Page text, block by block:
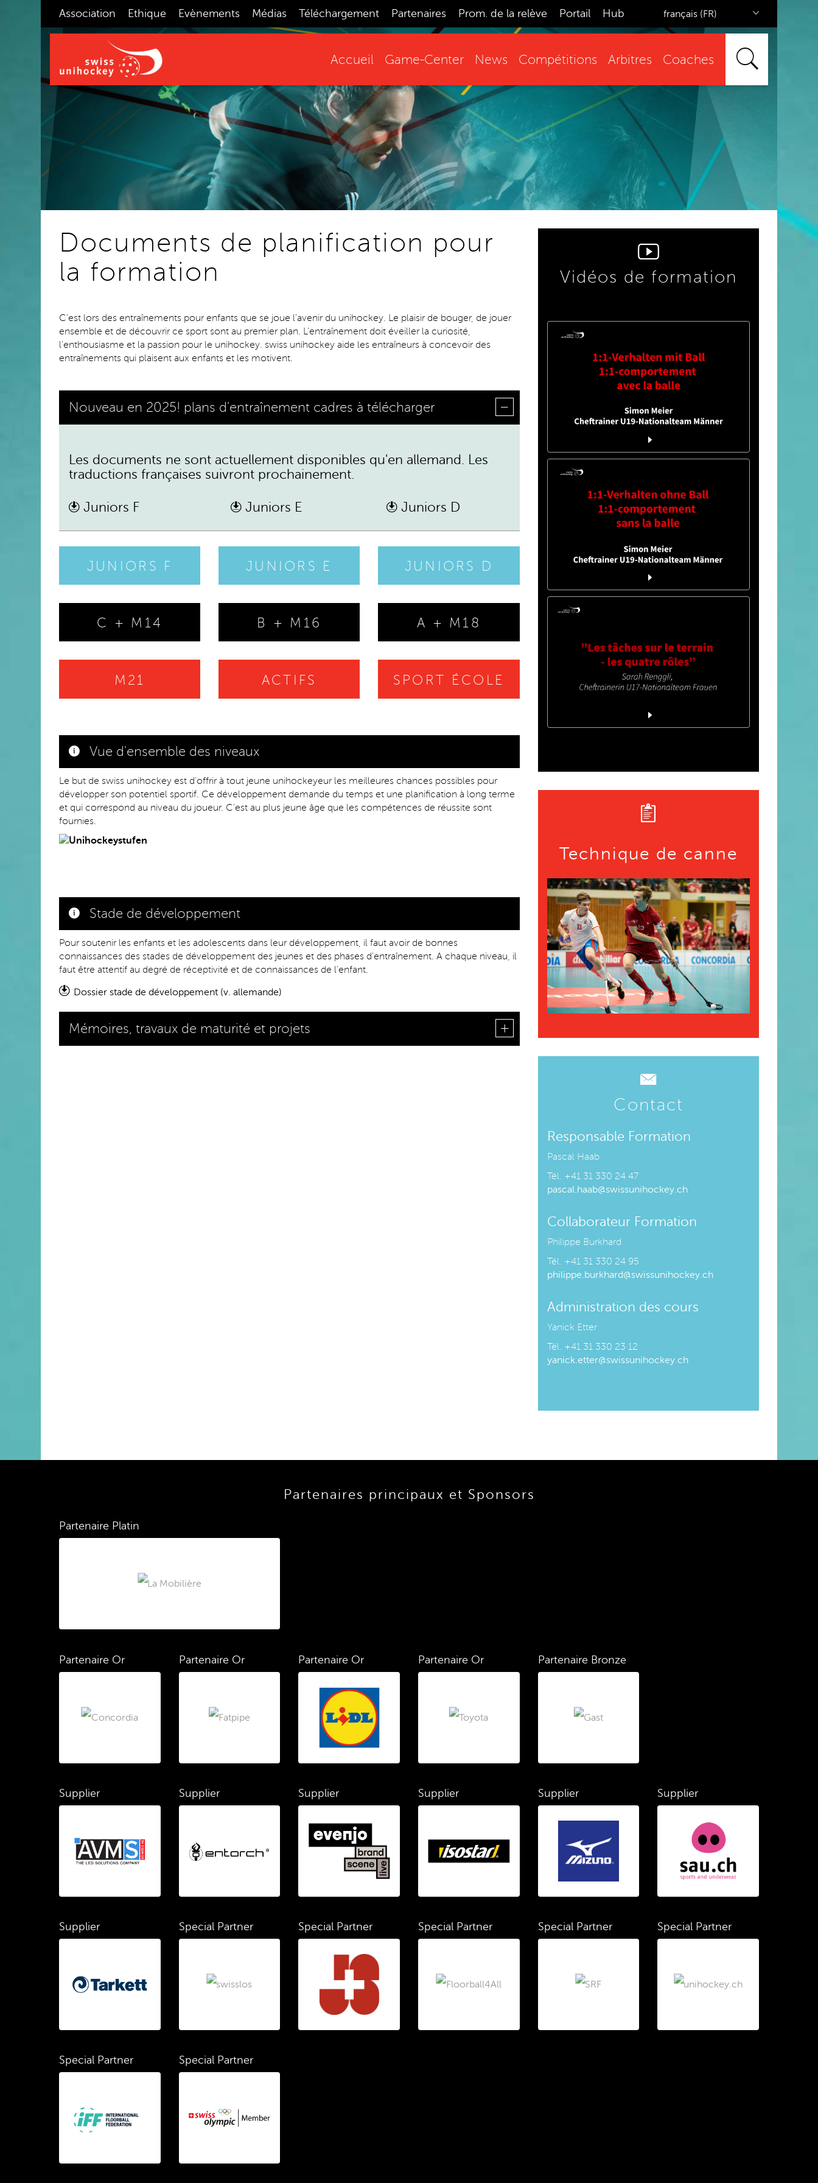
Association Ethique Evènements Médias Téléchargement Partenaires Prom. de la relève Portail Hub français (FR)
Accueil Game-Center News Compétitions Arbitres Coaches
Documents de planification pour
la formation
C'est lors des entraînements pour enfants que se joue l'avenir du unihockey. Le plaisir de bouger, de jouer
ensemble et de découvrir ce sport sont au premier plan. L'entraînement doit éveiller la curiosité,
l'enthousiasme et la passion pour le unihockey. swiss unihockey aide les entraîneurs à concevoir des
entraînements qui plaisent aux enfants et les motivent.
Nouveau en 2025! plans d'entraînement cadres à télécharger
Les documents ne sont actuellement disponibles qu'en allemand. Les
traductions françaises suivront prochainement.
Juniors F Juniors E Juniors D
JUNIORS F JUNIORS E JUNIORS D
C + M14 B + M16 A + M18
M21 ACTIFS SPORT ÉCOLE
Vue d'ensemble des niveaux
Le but de swiss unihockey est d'offrir à tout jeune unihockeyeur les meilleures chances possibles pour
développer son potentiel sportif. Ce développement demande du temps et une planification à long terme
et qui correspond au niveau du joueur. C'est au plus jeune âge que les compétences de réussite sont
fournies.
Stade de développement
Pour soutenir les enfants et les adolescents dans leur développement, il faut avoir de bonnes
connaissances des stades de développement des jeunes et des phases d’entraînement. A chaque niveau, il
faut être attentif au degré de réceptivité et de connaissances de l’enfant.
Dossier stade de développement (v. allemande)
Mémoires, travaux de maturité et projets
Vidéos de formation
Technique de canne
Contact
Responsable Formation
Pascal Haab
Tél. +41 31 330 24 47
pascal.haab@swissunihockey.ch
Collaborateur Formation
Philippe Burkhard
Tél. +41 31 330 24 95
philippe.burkhard@swissunihockey.ch
Administration des cours
Yanick Etter
Tél. +41 31 330 23 12
yanick.etter@swissunihockey.ch
Partenaires principaux et Sponsors
Partenaire Platin
Partenaire Or Partenaire Or Partenaire Or Partenaire Or Partenaire Bronze
Supplier Supplier Supplier Supplier Supplier Supplier
Supplier Special Partner Special Partner Special Partner Special Partner Special Partner
Special Partner Special Partner